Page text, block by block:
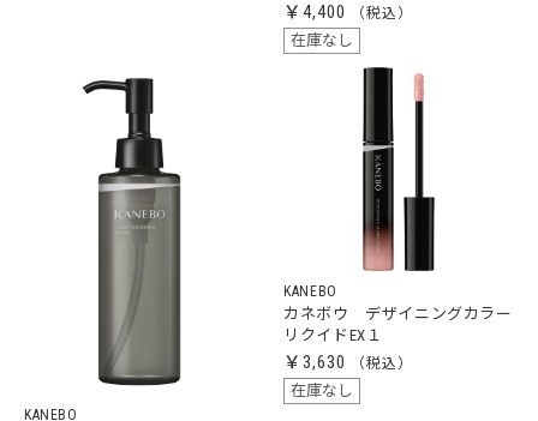
￥4,400
在庫なし
KANEBO
KANEBO
カネボウ デザイニングカラー
リクイドEX１
￥3,630
在庫なし